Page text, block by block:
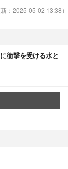
新：2025-05-02 13:38）
衝撃を受ける水と